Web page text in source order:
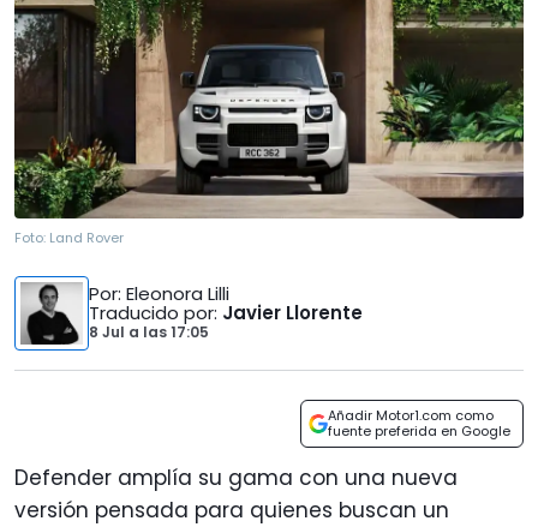
Foto: Land Rover
Por: Eleonora Lilli
Traducido por: Javier Llorente
8 Jul a las17:05
Añadir Motor1.com como
fuente preferida en Google
Defender amplía su gama con una nueva
versión pensada para quienes buscan un